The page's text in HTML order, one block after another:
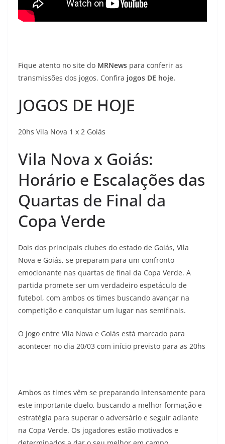
Fique atento no site do MRNews para conferir as
transmissões dos jogos. Confira jogos DE hoje.
JOGOS DE HOJE
20hs Vila Nova 1 x 2 Goiás
Vila Nova x Goiás:
Horário e Escalações das
Quartas de Final da
Copa Verde
Dois dos principais clubes do estado de Goiás, Vila
Nova e Goiás, se preparam para um confronto
emocionante nas quartas de final da Copa Verde. A
partida promete ser um verdadeiro espetáculo de
futebol, com ambos os times buscando avançar na
competição e conquistar um lugar nas semifinais.
O jogo entre Vila Nova e Goiás está marcado para
acontecer no dia 20/03 com início previsto para as 20hs
Ambos os times vêm se preparando intensamente para
este importante duelo, buscando a melhor formação e
estratégia para superar o adversário e seguir adiante
na Copa Verde. Os jogadores estão motivados e